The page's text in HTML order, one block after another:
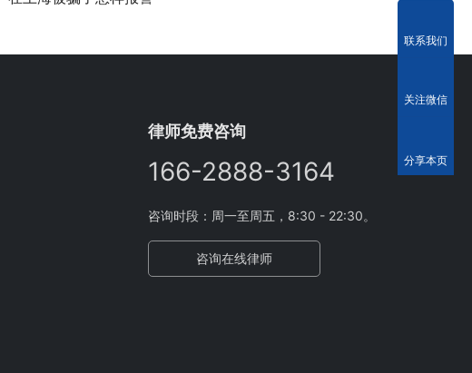
律师免费咨询
166-2888-3164
咨询时段：周一至周五，8:30 - 22:30。
咨询在线律师
联系我们
关注微信
分享本页